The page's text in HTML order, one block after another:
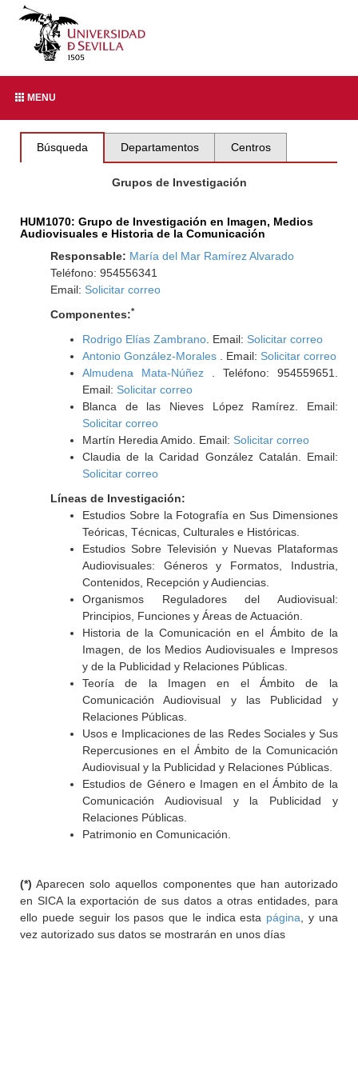
MENU
Búsqueda Departamentos Centros
Grupos de Investigación
HUM1070: Grupo de Investigación en Imagen, Medios
Audiovisuales e Historia de la Comunicación
Responsable: María del Mar Ramírez Alvarado
Teléfono: 954556341
Email: Solicitar correo
Componentes:*
Rodrigo Elías Zambrano. Email: Solicitar correo
Antonio González-Morales
. Email: Solicitar correo
Almudena Mata-Núñez
. Teléfono: 954559651.
Email: Solicitar correo
Blanca de las Nieves López Ramírez. Email:
Solicitar correo
Martín Heredia Amido. Email: Solicitar correo
Claudia de la Caridad González Catalán. Email:
Solicitar correo
Líneas de Investigación:
Estudios Sobre la Fotografía en Sus Dimensiones
Teóricas, Técnicas, Culturales e Históricas.
Estudios Sobre Televisión y Nuevas Plataformas
Audiovisuales: Géneros y Formatos, Industria,
Contenidos, Recepción y Audiencias.
Organismos Reguladores del Audiovisual:
Principios, Funciones y Áreas de Actuación.
Historia de la Comunicación en el Ámbito de la
Imagen, de los Medios Audiovisuales e Impresos
y de la Publicidad y Relaciones Públicas.
Teoría de la Imagen en el Ámbito de la
Comunicación Audiovisual y las Publicidad y
Relaciones Públicas.
Usos e Implicaciones de las Redes Sociales y Sus
Repercusiones en el Ámbito de la Comunicación
Audiovisual y la Publicidad y Relaciones Públicas.
Estudios de Género e Imagen en el Ámbito de la
Comunicación Audiovisual y la Publicidad y
Relaciones Públicas.
Patrimonio en Comunicación.
(*) Aparecen solo aquellos componentes que han autorizado
en SICA la exportación de sus datos a otras entidades, para
ello puede seguir los pasos que le indica esta página , y una
vez autorizado sus datos se mostrarán en unos días